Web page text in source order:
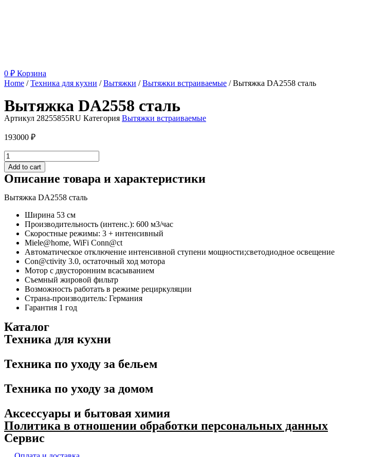
0 ₽ Корзина
Home /Техника для кухни /Вытяжки /Вытяжки встраиваемые / Вытяжка DA2558 сталь
Вытяжка DA2558 сталь
Артикул 28255855RU Категория Вытяжки встраиваемые
193000 ₽
Вытяжка
DA2558
сталь
quantity
Add to cart
Описание товара и характеристики
Вытяжка DA2558 сталь
Ширина 53 см
Производительность (интенс.): 600 м3/час
Скоростные режимы: 3 + интенсивный
Miele@home, WiFi Conn@ct
Автоматическое отключение интенсивной ступени мощности;светодиодное освещение
Con@ctivity 3.0, остаточный ход мотора
Мотор с двусторонним всасыванием
Съемный жировой фильтр
Возможность работать в режиме рециркуляции
Страна-производитель: Германия
Гарантия 1 год
Каталог
Техника для кухни
Техника по уходу за бельем
Техника по уходу за домом
Аксессуары и бытовая химия
Политика в отношении обработки персональных данных
Сервис